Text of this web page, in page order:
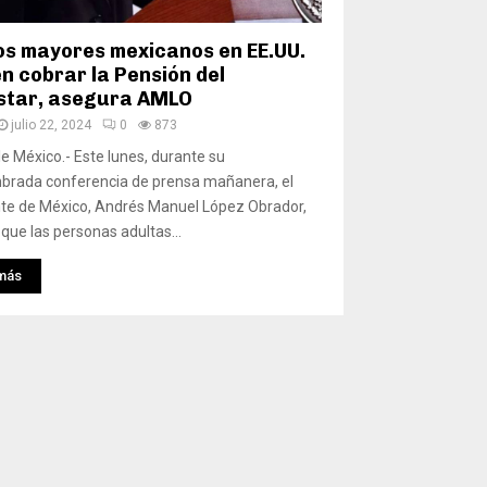
mayores mexicanos en EE.UU.
cobrar la Pensión del
asegura AMLO
julio 22, 2024 0 873
México.- Este lunes, durante su
conferencia de prensa mañanera, el
de México, Andrés Manuel López Obrador,
las personas adultas...